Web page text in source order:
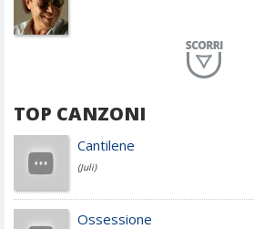
Achille Lauro
Cesare Cremonini
TOP CANZONI
Cantilene
(Juli)
Ossessione